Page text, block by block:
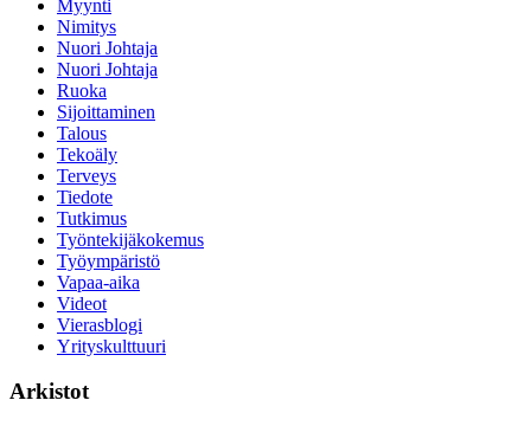
Myynti
Nimitys
Nuori Johtaja
Nuori Johtaja
Ruoka
Sijoittaminen
Talous
Tekoäly
Terveys
Tiedote
Tutkimus
Työntekijäkokemus
Työympäristö
Vapaa-aika
Videot
Vierasblogi
Yrityskulttuuri
Arkistot